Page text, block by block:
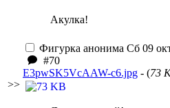
Акулка!
>>
Фигурка анонима Сб 09
#70
E3pwSK5VcAAW-c6.jpg - (73